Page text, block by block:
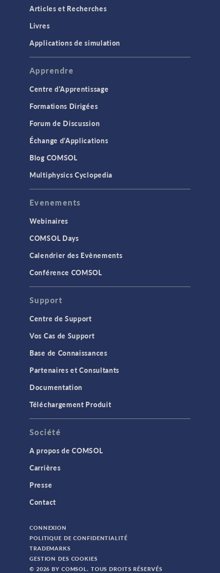
Articles et Recherches
Livres
Applications de simulation
Apprendre
Centre d'Apprentissage
Formations Dirigées
Forum de Discussion
Échange d'Applications
Blog COMSOL
Multiphysics Cyclopedia
Evenements
Webinaires
COMSOL Days
Calendrier des Evènements
Conférence COMSOL
Support
Centre de Support
Vos Cas de Support
Base de Connaissances
Partenaires et Consultants
Documentation
Téléchargement Produit
Société
A propos de COMSOL
Carrières
Presse
Contact
CONNEXION
POLITIQUE DE CONFIDENTIALITÉ
TRADEMARKS
GESTION DES COOKIES
© 2026 BY COMSOL. TOUS DROITS RÉSERVÉS